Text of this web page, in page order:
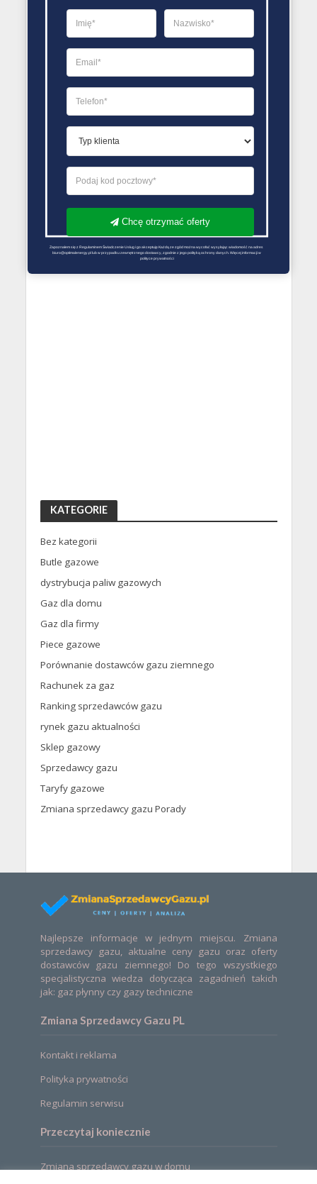
PORÓWNYWARKA OFERT GAZU
KATEGORIE
Bez kategorii
Butle gazowe
dystrybucja paliw gazowych
Gaz dla domu
Gaz dla firmy
Piece gazowe
Porównanie dostawców gazu ziemnego
Rachunek za gaz
Ranking sprzedawców gazu
rynek gazu aktualności
Sklep gazowy
Sprzedawcy gazu
Taryfy gazowe
Zmiana sprzedawcy gazu Porady
Najlepsze informacje w jednym miejscu. Zmiana
sprzedawcy gazu, aktualne ceny gazu oraz oferty
dostawców gazu ziemnego! Do tego wszystkiego
specjalistyczna wiedza dotycząca zagadnień takich
jak: gaz płynny czy gazy techniczne
Zmiana Sprzedawcy Gazu PL
Kontakt i reklama
Polityka prywatności
Regulamin serwisu
Przeczytaj koniecznie
Zmiana sprzedawcy gazu w domu
Chcę otrzymać oferty
Zapoznałem się z Regulaminem Świadczenie Usług i go akceptuję Każdą ze zgód można wycofać wysyłając wiadomość na adres
biuro@optimalenergy.pl lub w przypadku zewnętrznego dostawcy, zgodnie z jego polityką ochrony danych. Więcej informacji w
polityce prywatności